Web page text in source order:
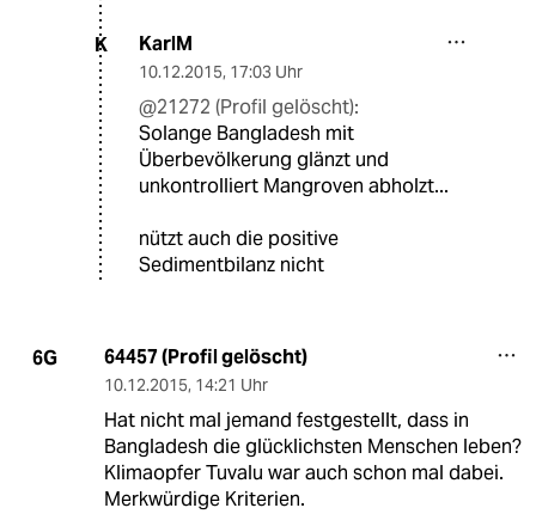
K KarlM
10.12.2015, 17:03 Uhr
@21272 (Profil gelöscht):
Solange Bangladesh mit
Überbevölkerung glänzt und
unkontrolliert Mangroven abholzt...
nützt auch die positive
Sedimentbilanz nicht
6G 64457 (Profil gelöscht)
10.12.2015, 14:21 Uhr
Hat nicht mal jemand festgestellt, dass in
Bangladesh die glücklichsten Menschen leben?
Klimaopfer Tuvalu war auch schon mal dabei.
Merkwürdige Kriterien.